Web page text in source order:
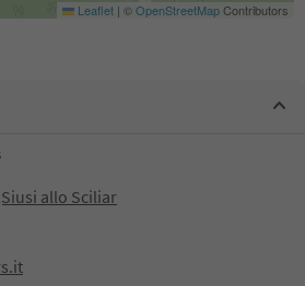
Leaflet | ©OpenStreetMapContributors
allo Sciliar